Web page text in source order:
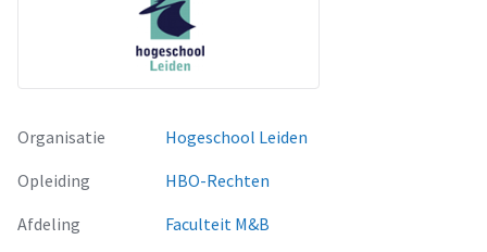
Organisatie
Hogeschool Leiden
Opleiding
HBO-Rechten
Afdeling
Faculteit M&B